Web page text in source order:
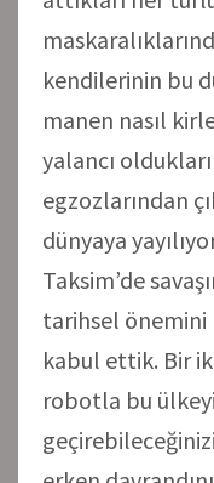
kendilerinin bu
manen nasıl
yalancı
egzozlarından
dünyaya
Taksim’de
tarihsel önemini
kabul ettik. Bir
robotla bu
geçirebileceğinizi